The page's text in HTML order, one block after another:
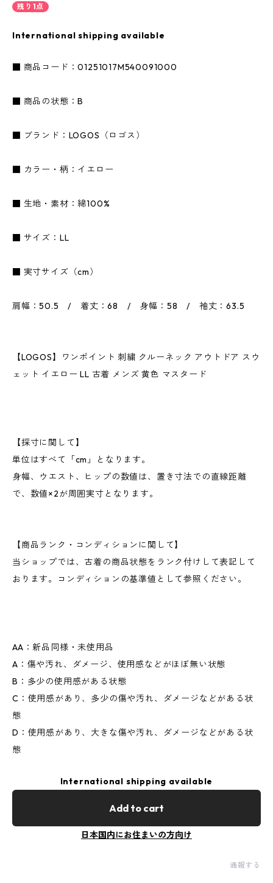
残り1点
International shipping available
■ 商品コード：01251017M540091000
■ 商品の状態：B
■ ブランド：LOGOS（ロゴス）
■ カラー・柄：イエロー
■ 生地・素材：綿100%
■ サイズ：LL
■ 実寸サイズ（cm）
肩幅：50.5 / 着丈：68 / 身幅：58 / 袖丈：63.5
【LOGOS】ワンポイント 刺繍 クルーネック アウトドア スウ
ェット イエロー LL 古着 メンズ 黄色 マスタード
【採寸に関して】
単位はすべて「cm」となります。
身幅、ウエスト、ヒップの数値は、置き寸法での直線距離
で、数値×2が周囲実寸となります。
【商品ランク・コンディションに関して】
当ショップでは、古着の商品状態をランク付けして表記して
おります。コンディションの基準値として参照ください。
AA：新品同様・未使用品
A：傷や汚れ、ダメージ、使用感などがほぼ無い状態
B：多少の使用感がある状態
C：使用感があり、多少の傷や汚れ、ダメージなどがある状
態
D：使用感があり、大きな傷や汚れ、ダメージなどがある状
態
International shipping available
Add to cart
日本国内にお住まいの方向け
通報する